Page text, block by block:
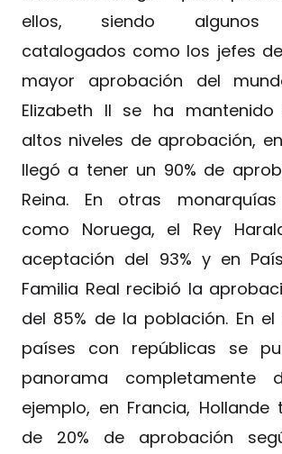
ellos, siendo algunos
catalogados como los jefes
mayor aprobación del
Elizabeth II se ha
altos niveles de aprobación,
llegó a tener un 90% de
Reina. En otras
como Noruega, el Rey
aceptación del 93% y en
Familia Real recibió la
del 85% de la población. En
países con repúblicas se
panorama completamente
ejemplo, en Francia, Hollande
de 20% de aprobación